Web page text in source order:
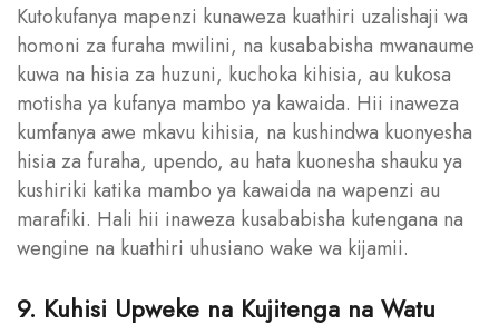
Kutokufanya mapenzi kunaweza kuathiri uzalishaji wa
homoni za furaha mwilini, na kusababisha mwanaume
kuwa na hisia za huzuni, kuchoka kihisia, au kukosa
motisha ya kufanya mambo ya kawaida. Hii inaweza
kumfanya awe mkavu kihisia, na kushindwa kuonyesha
hisia za furaha, upendo, au hata kuonesha shauku ya
kushiriki katika mambo ya kawaida na wapenzi au
marafiki. Hali hii inaweza kusababisha kutengana na
wengine na kuathiri uhusiano wake wa kijamii.
9. Kuhisi Upweke na Kujitenga na Watu